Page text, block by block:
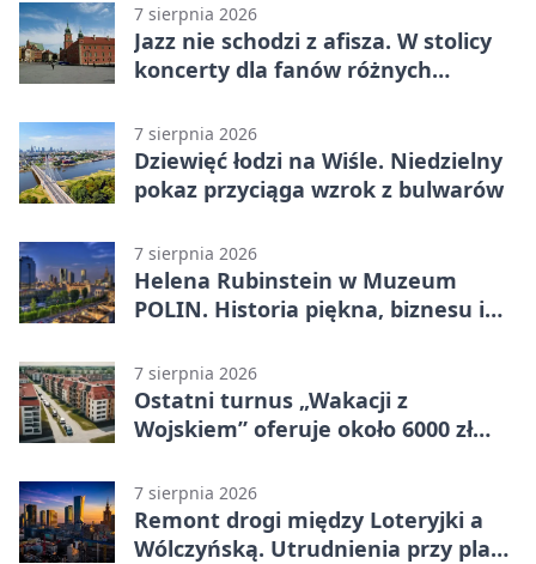
7 sierpnia 2026
Jazz nie schodzi z afisza. W stolicy
koncerty dla fanów różnych
7 sierpnia 2026
Dziewięć łodzi na Wiśle. Niedzielny
pokaz przyciąga wzrok z bulwarów
7 sierpnia 2026
Helena Rubinstein w Muzeum
POLIN. Historia piękna, biznesu i
7 sierpnia 2026
Ostatni turnus „Wakacji z
Wojskiem” oferuje około 6000 zł
7 sierpnia 2026
Remont drogi między Loteryjki a
Wólczyńską. Utrudnienia przy placu